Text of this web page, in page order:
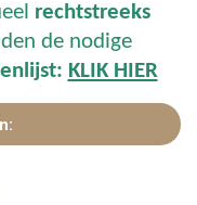
rechtstreeks
de nodige
KLIK HIER